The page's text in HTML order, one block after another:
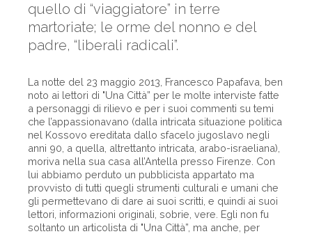
quello di “viaggiatore” in terre
martoriate; le orme del nonno e del
padre, “liberali radicali”.
La notte del 23 maggio 2013, Francesco Papafava, ben
noto ai lettori di "Una Città” per le molte interviste fatte
a personaggi di rilievo e per i suoi commenti su temi
che l’appassionavano (dalla intricata situazione politica
nel Kossovo ereditata dallo sfacelo jugoslavo negli
anni 90, a quella, altrettanto intricata, arabo-israeliana),
moriva nella sua casa all’Antella presso Firenze. Con
lui abbiamo perduto un pubblicista appartato ma
provvisto di tutti quegli strumenti culturali e umani che
gli permettevano di dare ai suoi scritti, e quindi ai suoi
lettori, informazioni originali, sobrie, vere. Egli non fu
soltanto un articolista di "Una Città”, ma anche, per